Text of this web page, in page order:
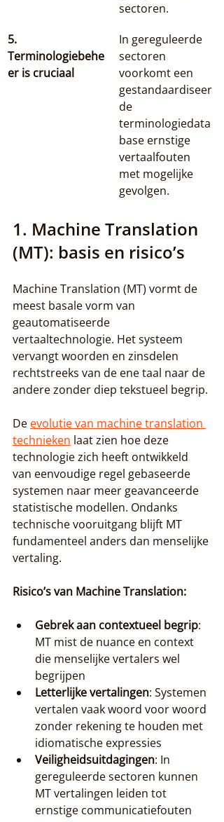
sectoren.
5.
Terminologiebehe
er is cruciaal
In gereguleerde
sectoren
voorkomt een
gestandaardiseer
de
terminologiedata
base ernstige
vertaalfouten
met mogelijke
gevolgen.
1. Machine Translation
(MT): basis en risico’s
Machine Translation (MT) vormt de
meest basale vorm van
geautomatiseerde
vertaaltechnologie. Het systeem
vervangt woorden en zinsdelen
rechtstreeks van de ene taal naar de
andere zonder diep tekstueel begrip.
De evolutie van machine translation
technieken laat zien hoe deze
technologie zich heeft ontwikkeld
van eenvoudige regel gebaseerde
systemen naar meer geavanceerde
statistische modellen. Ondanks
technische vooruitgang blijft MT
fundamenteel anders dan menselijke
vertaling.
Risico’s van Machine Translation:
Gebrek aan contextueel begrip:
MT mist de nuance en context
die menselijke vertalers wel
begrijpen
Letterlijke vertalingen: Systemen
vertalen vaak woord voor woord
zonder rekening te houden met
idiomatische expressies
Veiligheidsuitdagingen: In
gereguleerde sectoren kunnen
MT vertalingen leiden tot
ernstige communicatiefouten